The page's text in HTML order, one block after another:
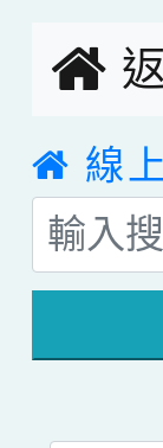
臺
市
線